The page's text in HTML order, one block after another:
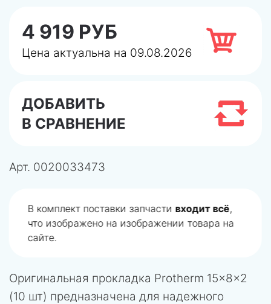
4 919 РУБ
Цена актуальна на 09.08.2026
ДОБАВИТЬ
В СРАВНЕНИЕ
Арт. 0020033473
В комплект поставки запчасти входит всё,
что изображено на изображении товара на
сайте.
Оригинальная прокладка Protherm 15x8x2
(10 шт) предназначена для надежного